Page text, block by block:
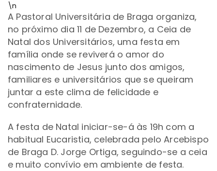
\n
A Pastoral Universitária de Braga organiza,
no próximo dia 11 de Dezembro, a Ceia de
Natal dos Universitários, uma festa em
família onde se reviverá o amor do
nascimento de Jesus junto dos amigos,
familiares e universitários que se queiram
juntar a este clima de felicidade e
confraternidade.
A festa de Natal iniciar-se-á às 19h com a
habitual Eucaristia, celebrada pelo Arcebispo
de Braga D. Jorge Ortiga, seguindo-se a ceia
e muito convívio em ambiente de festa.